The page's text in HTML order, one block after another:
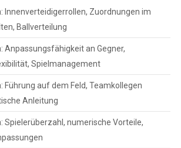
Innenverteidigerrollen, Zuordnungen im
Ballverteilung
Anpassungsfähigkeit an Gegner,
Spielmanagement
Führung auf dem Feld, Teamkollegen
Anleitung
Spielerüberzahl, numerische Vorteile,